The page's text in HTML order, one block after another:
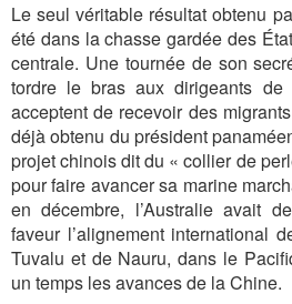
Le seul véritable résultat obtenu
été dans la chasse gardée des
centrale. Une tournée de son
tordre le bras aux dirigeants de
acceptent de recevoir des
déjà obtenu du président
projet chinois dit du « collier de
pour faire avancer sa marine
en décembre, l’Australie avait
faveur l’alignement international
Tuvalu et de Nauru, dans le
un temps les avances de la Chine.